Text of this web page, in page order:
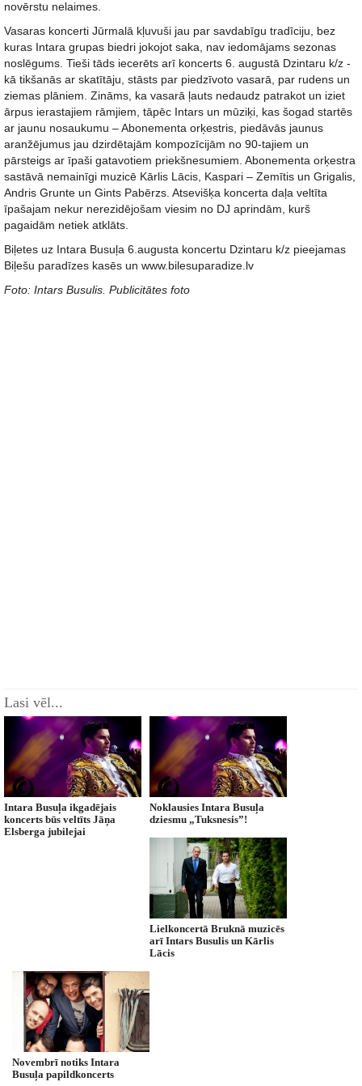
novērstu nelaimes.
Vasaras koncerti Jūrmalā kļuvuši jau par savdabīgu tradīciju, bez
kuras Intara grupas biedri jokojot saka, nav iedomājams sezonas
noslēgums. Tieši tāds iecerēts arī koncerts 6. augustā Dzintaru k/z -
kā tikšanās ar skatītāju, stāsts par piedzīvoto vasarā, par rudens un
ziemas plāniem. Zināms, ka vasarā ļauts nedaudz patrakot un iziet
ārpus ierastajiem rāmjiem, tāpēc Intars un mūziķi, kas šogad startēs
ar jaunu nosaukumu – Abonementa orķestris, piedāvās jaunus
aranžējumus jau dzirdētajām kompozīcijām no 90-tajiem un
pārsteigs ar īpaši gatavotiem priekšnesumiem. Abonementa orķestra
sastāvā nemainīgi muzicē Kārlis Lācis, Kaspari – Zemītis un Grigalis,
Andris Grunte un Gints Pabērzs. Atsevišķa koncerta daļa veltīta
īpašajam nekur nerezidējošam viesim no DJ aprindām, kurš
pagaidām netiek atklāts.
Biļetes uz Intara Busuļa 6.augusta koncertu Dzintaru k/z pieejamas
Biļešu paradīzes kasēs un www.bilesuparadize.lv
Foto: Intars Busulis. Publicitātes foto
Lasi vēl...
Intara Busuļa ikgadējais
koncerts būs veltīts Jāņa
Elsberga jubilejai
Noklausies Intara Busuļa
dziesmu „Tuksnesis”!
Lielkoncertā Bruknā muzicēs
arī Intars Busulis un Kārlis
Lācis
Novembrī notiks Intara
Busuļa papildkoncerts